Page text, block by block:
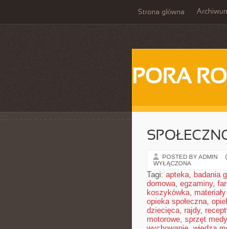
Strona główna
PORA
POSTED BY ADMIN
WYŁĄCZONA
Tagi: apteka, badania
domowa, egzaminy,
koszykówka,
opieka społeczna,
dziecięca, rajdy,
motorowe, sprzęt